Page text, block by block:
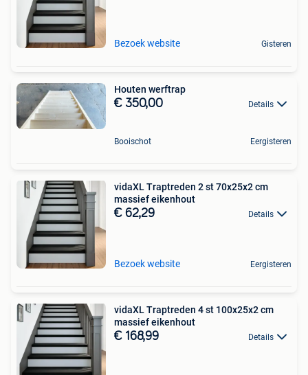
Bezoek website Gisteren
Houten werftrap
€ 350,00 Details
Booischot Eergisteren
vidaXL Traptreden 2 st 70x25x2 cm
massief eikenhout
€ 62,29 Details
Bezoek website Eergisteren
vidaXL Traptreden 4 st 100x25x2 cm
massief eikenhout
€ 168,99 Details